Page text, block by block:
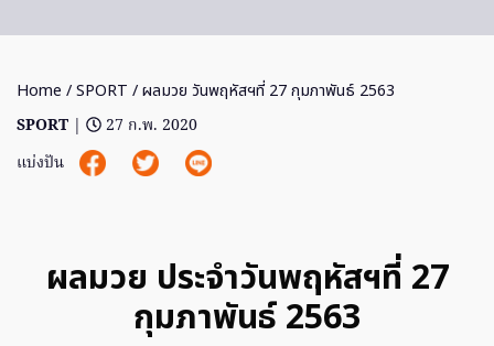
Home /SPORT / ผลมวย วันพฤหัสฯที่ 27 กุมภาพันธ์ 2563
SPORT |
27 ก.พ. 2020
แบ่งปัน
ผลมวย ประจำวันพฤหัสฯที่ 27
กุมภาพันธ์ 2563